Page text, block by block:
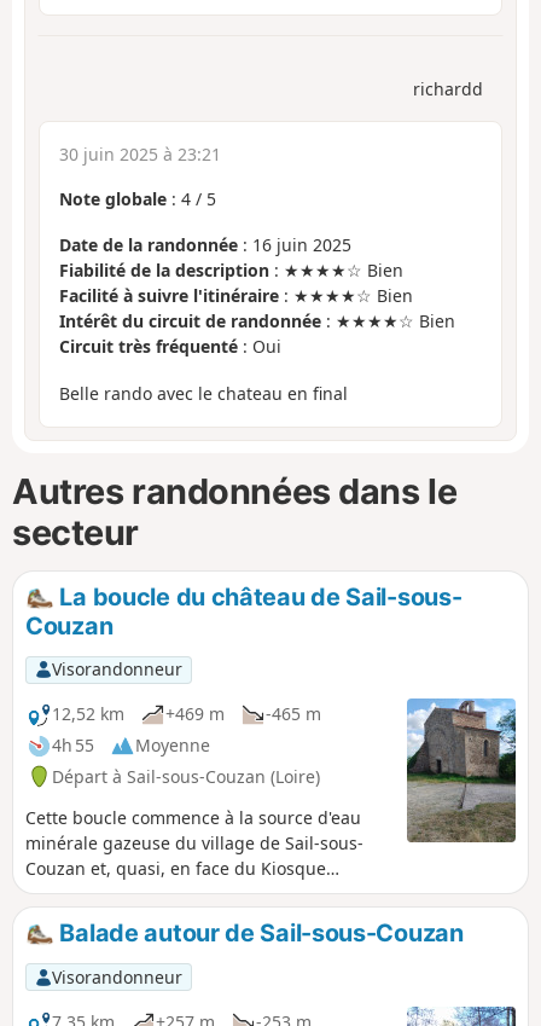
richardd
30 juin 2025 à 23:21
Note globale : 4 / 5
Date de la randonnée : 16 juin 2025
Fiabilité de la description : ★★★★☆ Bien
Facilité à suivre l'itinéraire : ★★★★☆ Bien
Intérêt du circuit de randonnée : ★★★★☆ Bien
Circuit très fréquenté : Oui
Belle rando avec le chateau en final
Autres randonnées dans le
secteur
La boucle du château de Sail-sous-
Couzan
Visorandonneur
12,52 km
+469 m
-465 m
4h 55
Moyenne
Départ à Sail-sous-Couzan (Loire)
Cette boucle commence à la source d'eau
minérale gazeuse du village de Sail-sous-
Couzan et, quasi, en face du Kiosque
"Fontfort", son ancien emplacement.
Principalement en forêt, l'itinéraire nous
amène jusqu'au château-fort, ainsi qu'à la
Chapelle Notre-Dame de Couzan.
Balade autour de Sail-sous-Couzan
Visorandonneur